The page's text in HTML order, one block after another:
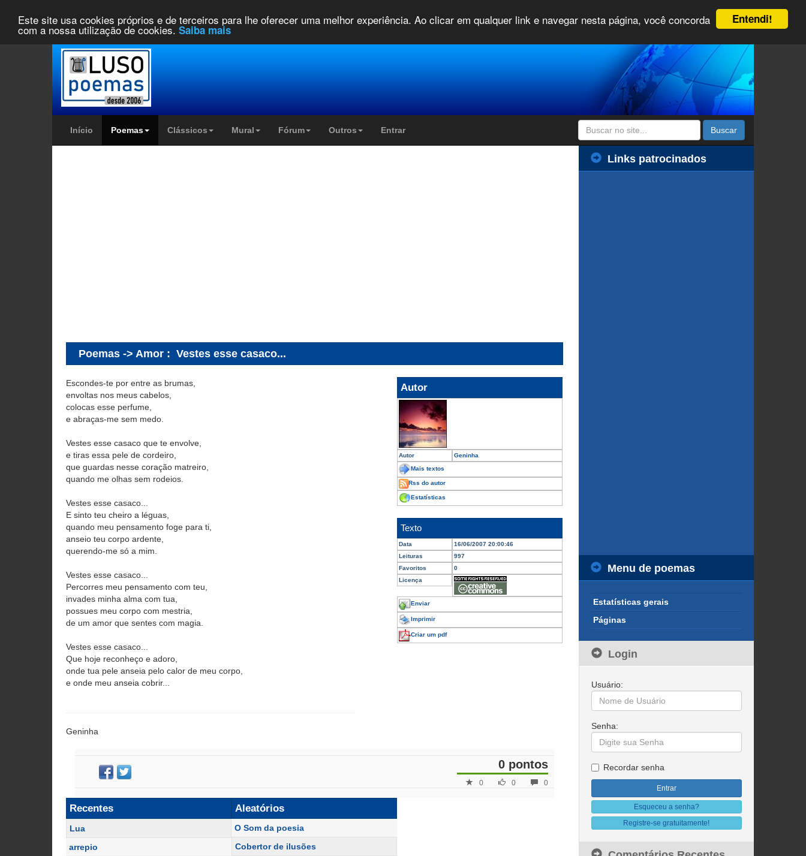
Entendi!
Este site usa cookies próprios e de terceiros para lhe oferecer uma melhor experiência. Ao clicar em qualquer link e navegar nesta página, você concorda
com a nossa utilização de cookies. Saiba mais
Início Poemas Clássicos Mural Fórum Outros Entrar Buscar
Poemas -> Amor : Vestes esse casaco...
Escondes-te por entre as brumas,
envoltas nos meus cabelos,
colocas esse perfume,
e abraças-me sem medo.
Vestes esse casaco que te envolve,
e tiras essa pele de cordeiro,
que guardas nesse coração matreiro,
quando me olhas sem rodeios.
Vestes esse casaco...
E sinto teu cheiro a léguas,
quando meu pensamento foge para ti,
anseio teu corpo ardente,
querendo-me só a mim.
Vestes esse casaco...
Percorres meu pensamento com teu,
invades minha alma com tua,
possues meu corpo com mestria,
de um amor que sentes com magia.
Vestes esse casaco...
Que hoje reconheço e adoro,
onde tua pele anseia pelo calor de meu corpo,
e onde meu anseia cobrir...
Geninha
Autor
Autor Geninha
Mais textos
Rss do autor
Estatísticas
Texto
Data
16/06/2007 20:00:46
Leituras
997
Favoritos
0
Licença
Enviar
Imprimir
Criar um pdf
0 pontos
0
0
0
Recentes
Lua
arrepio
Aleatórios
O Som da poesia
Cobertor de ilusões
Links patrocinados
Menu de poemas
Estatísticas gerais
Páginas
Login
Usuário:
Senha:
Recordar senha
Esqueceu a senha?
Registre-se gratuitamente!